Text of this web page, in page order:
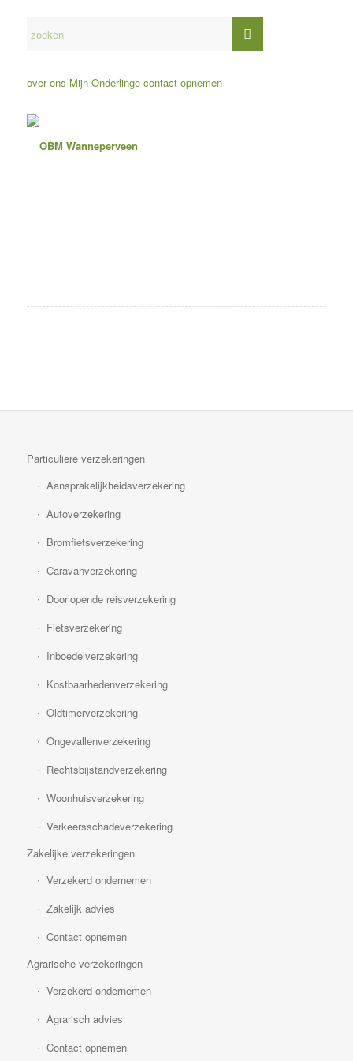
over ons Mijn Onderlinge contact opnemen
Particuliere verzekeringen
Aansprakelijkheidsverzekering
Autoverzekering
Bromfietsverzekering
Caravanverzekering
Doorlopende reisverzekering
Fietsverzekering
Inboedelverzekering
Kostbaarhedenverzekering
Oldtimerverzekering
Ongevallenverzekering
Rechtsbijstandverzekering
Woonhuisverzekering
Verkeersschadeverzekering
Zakelijke verzekeringen
Verzekerd ondernemen
Zakelijk advies
Contact opnemen
Agrarische verzekeringen
Verzekerd ondernemen
Agrarisch advies
Contact opnemen